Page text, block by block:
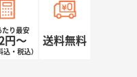
たり最安
円〜
込・税込）
送料無料